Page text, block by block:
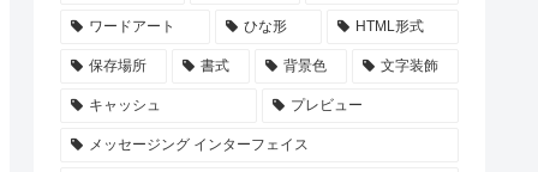
ワードアート ひな形 HTML形式
保存場所 書式 背景色 文字装飾
キャッシュ プレビュー
メッセージング インターフェイス